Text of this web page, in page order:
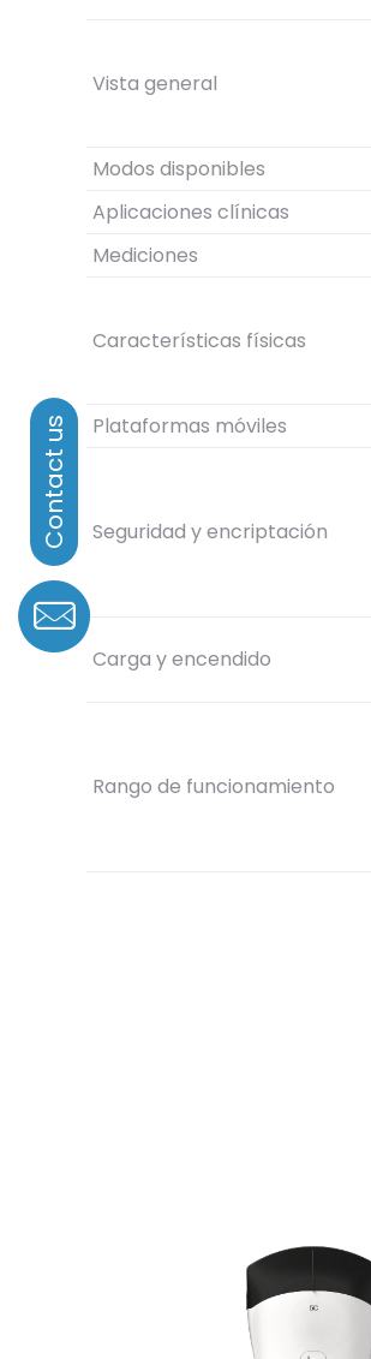
Vista general
Modos disponibles
Aplicaciones clínicas
Mediciones
Características físicas
Plataformas móviles
Seguridad y encriptación
Carga y encendido
Rango de funcionamiento